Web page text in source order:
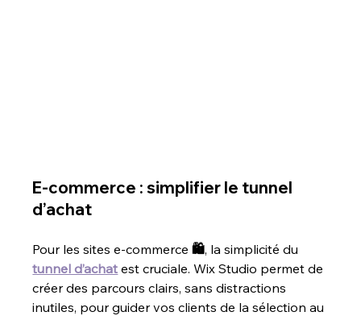
E-commerce : simplifier le tunnel
d’achat
Pour les sites e-commerce 🛍️, la simplicité du
tunnel d’achat est cruciale. Wix Studio permet de
créer des parcours clairs, sans distractions
inutiles, pour guider vos clients de la sélection au